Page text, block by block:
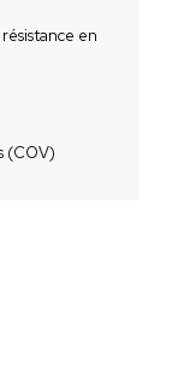
en
(COV)